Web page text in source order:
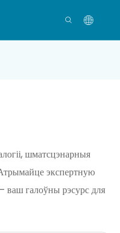
шматсцэнарныя
экспертную
ваш галоўны рэсурс для